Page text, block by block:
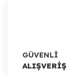
GÜVENLİ
ALIŞVERİŞ